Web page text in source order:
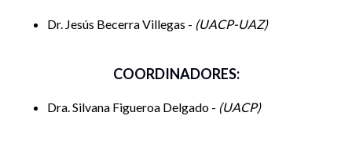
Dr. Jesús Becerra Villegas - UACP-UAZ
COORDINADORES:
Dra. Silvana Figueroa Delgado - UACP